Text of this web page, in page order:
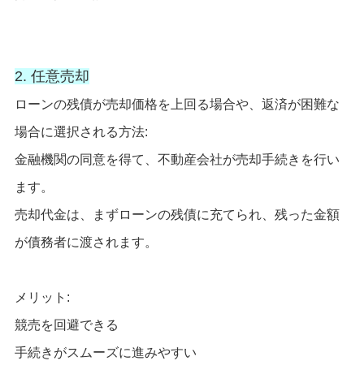
2. 任意売却
ローンの残債が売却価格を上回る場合や、返済が困難な
場合に選択される方法:
金融機関の同意を得て、不動産会社が売却手続きを行い
ます。
売却代金は、まずローンの残債に充てられ、残った金額
が債務者に渡されます。
メリット:
競売を回避できる
手続きがスムーズに進みやすい